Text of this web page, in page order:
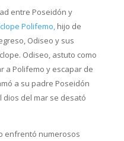
entre Poseidón y
Polifemo,hijo de
Odiseo y sus
Odiseo, astuto como
a Polifemo y escapar de
a su padre Poseidón
dios del mar se desató
enfrentó numerosos